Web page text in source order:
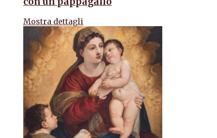
Mostra dettagli